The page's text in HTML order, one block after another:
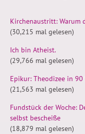
Kirchenaustritt: Warum
(30,215 mal gelesen)
Ich bin Atheist.
(29,766 mal gelesen)
Epikur: Theodizee in 90
(21,563 mal gelesen)
Fundstück der Woche:
selbst bescheiße
(18,879 mal gelesen)